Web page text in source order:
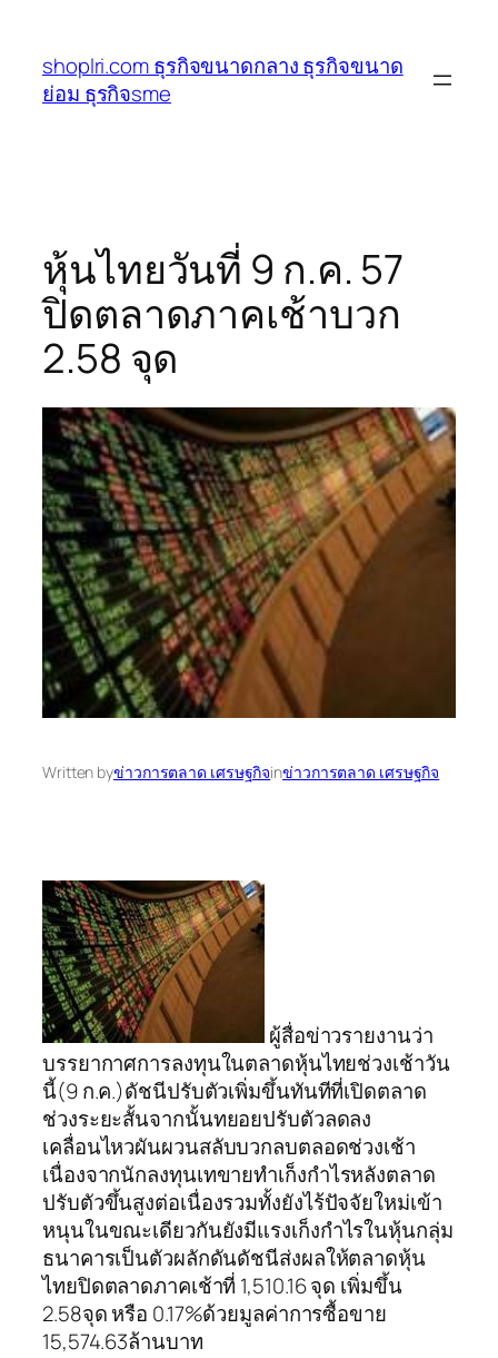
เนื้อหา
shoplri.com ธุรกิจขนาดกลาง ธุรกิจขนาด
ย่อม ธุรกิจsme
หุ้นไทยวันที่ 9 ก.ค. 57
ปิดตลาดภาคเช้าบวก
2.58 จุด
Written byข่าวการตลาด เศรษฐกิจinข่าวการตลาด เศรษฐกิจ
ผู้สื่อข่าวรายงานว่า
บรรยากาศการลงทุนในตลาดหุ้นไทยช่วงเช้าวัน
นี้(9 ก.ค.)ดัชนีปรับตัวเพิ่มขึ้นทันทีที่เปิดตลาด
ช่วงระยะสั้นจากนั้นทยอยปรับตัวลดลง
เคลื่อนไหวผันผวนสลับบวกลบตลอดช่วงเช้า
เนื่องจากนักลงทุนเทขายทำเก็งกำไรหลังตลาด
ปรับตัวขึ้นสูงต่อเนื่องรวมทั้งยังไร้ปัจจัยใหม่เข้า
หนุนในขณะเดียวกันยังมีแรงเก็งกำไรในหุ้นกลุ่ม
ธนาคารเป็นตัวผลักดันดัชนีส่งผลให้ตลาดหุ้น
ไทยปิดตลาดภาคเช้าที่ 1,510.16 จุด เพิ่มขึ้น
2.58จุด หรือ 0.17%ด้วยมูลค่าการซื้อขาย
15,574.63ล้านบาท